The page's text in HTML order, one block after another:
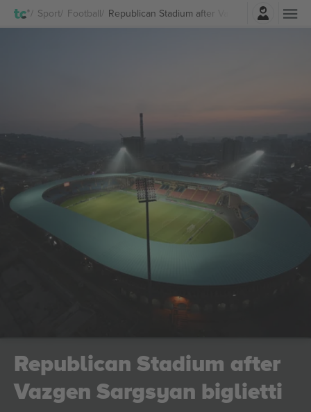
Sport Football Republican Stadium after Vazgen Sargsyan
Accesso
Republican Stadium after
Vazgen Sargsyan biglietti